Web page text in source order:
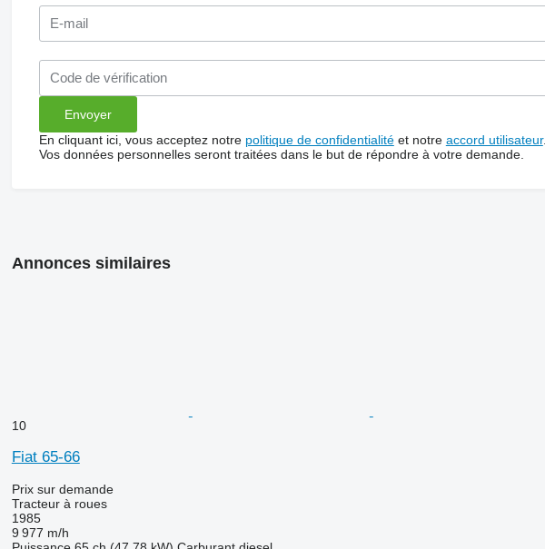
En cliquant ici, vous acceptez notre politique de confidentialitéet notre accord utilisateur.
Vos données personnelles seront traitées dans le but de répondre à votre demande.
Annonces similaires
10
Fiat 65-66
Prix sur demande
Tracteur à roues
1985
9 977 m/h